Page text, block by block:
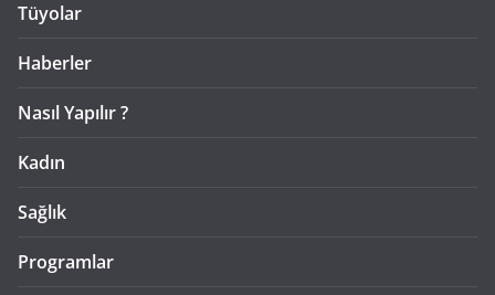
Tüyolar
Haberler
Nasıl Yapılır ?
Kadın
Sağlık
Programlar